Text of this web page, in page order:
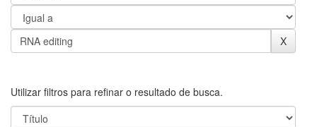
Utilizar filtros para refinar o resultado de busca.